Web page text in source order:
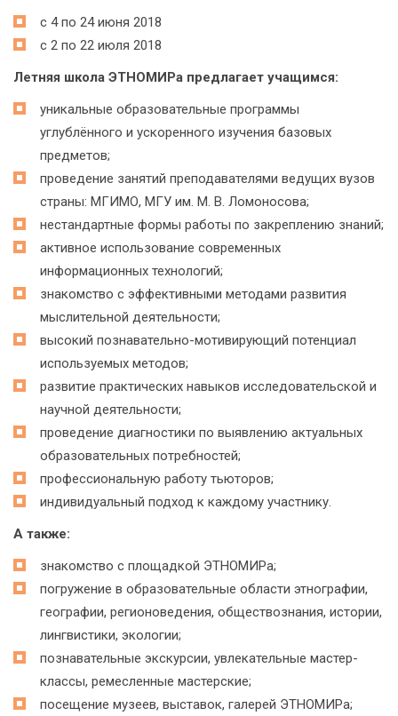
с 4 по 24 июня 2018
с 2 по 22 июля 2018
Летняя школа ЭТНОМИРа предлагает учащимся:
уникальные образовательные программы
углублённого и ускоренного изучения базовых
предметов;
проведение занятий преподавателями ведущих вузов
страны: МГИМО, МГУ им. М. В. Ломоносова;
нестандартные формы работы по закреплению знаний;
активное использование современных
информационных технологий;
знакомство с эффективными методами развития
мыслительной деятельности;
высокий познавательно-мотивирующий потенциал
используемых методов;
развитие практических навыков исследовательской и
научной деятельности;
проведение диагностики по выявлению актуальных
образовательных потребностей;
профессиональную работу тьюторов;
индивидуальный подход к каждому участнику.
А также:
знакомство с площадкой ЭТНОМИРа;
погружение в образовательные области этнографии,
географии, регионоведения, обществознания, истории,
лингвистики, экологии;
познавательные экскурсии, увлекательные мастер-
классы, ремесленные мастерские;
посещение музеев, выставок, галерей ЭТНОМИРа;